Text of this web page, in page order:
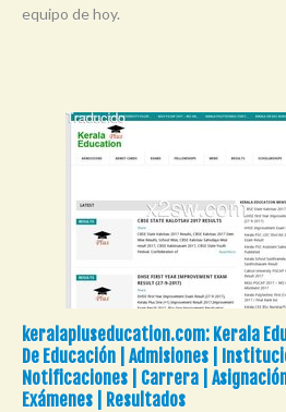
equipo de hoy.
keralapluseducation.com: Kerala
De Educación | Admisiones |
Notificaciones | Carrera | Asignación
Exámenes | Resultados